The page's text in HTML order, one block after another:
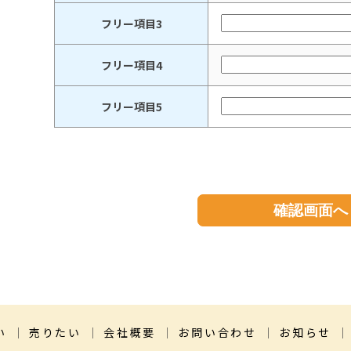
フリー項目3
フリー項目4
フリー項目5
売りたい 会社概要 お問い合わせ お知らせ